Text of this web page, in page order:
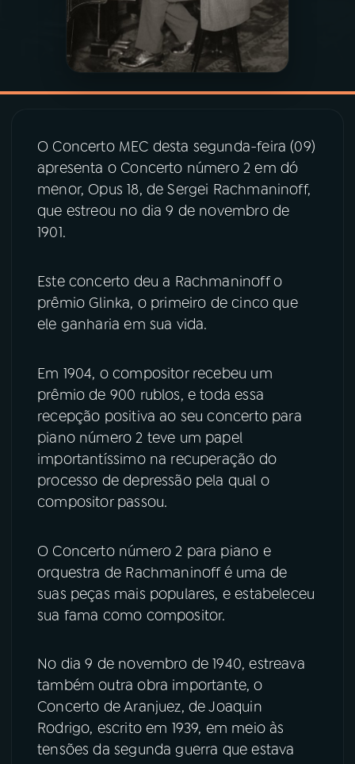
VIDEOCASTS
ACOMPANHE A RÁDIO MEC
YouTube
TikTok
O Concerto MEC desta segunda-feira (09)
apresenta o Concerto número 2 em dó
menor, Opus 18, de Sergei Rachmaninoff,
que estreou no dia 9 de novembro de
1901.
Este concerto deu a Rachmaninoff o
prêmio Glinka, o primeiro de cinco que
ele ganharia em sua vida.
Em 1904, o compositor recebeu um
prêmio de 900 rublos, e toda essa
recepção positiva ao seu concerto para
piano número 2 teve um papel
importantíssimo na recuperação do
processo de depressão pela qual o
compositor passou.
O Concerto número 2 para piano e
orquestra de Rachmaninoff é uma de
suas peças mais populares, e estabeleceu
sua fama como compositor.
No dia 9 de novembro de 1940, estreava
também outra obra importante, o
Concerto de Aranjuez, de Joaquin
Rodrigo, escrito em 1939, em meio às
tensões da segunda guerra que estava